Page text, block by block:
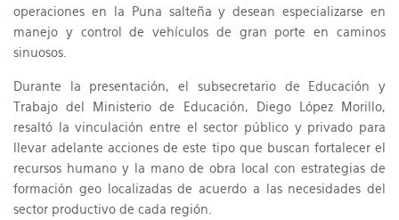
operaciones en la Puna salteña y desean especializarse en
manejo y control de vehículos de gran porte en caminos
sinuosos.
Durante la presentación, el subsecretario de Educación y
Trabajo del Ministerio de Educación, Diego López Morillo,
resaltó la vinculación entre el sector público y privado para
llevar adelante acciones de este tipo que buscan fortalecer el
recursos humano y la mano de obra local con estrategias de
formación geo localizadas de acuerdo a las necesidades del
sector productivo de cada región.